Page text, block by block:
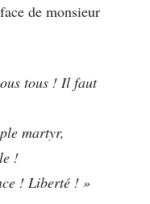
de monsieur
tous ! Il faut
martyr,
!
! Liberté ! »